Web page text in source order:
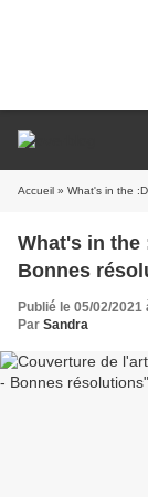
Accueil » What's in the
What's in the
Bonnes
Publié le 05/02/2021
Par Sandra